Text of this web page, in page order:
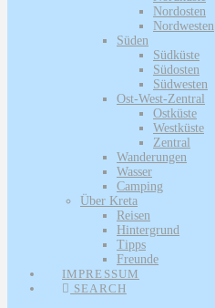
Nordosten
Nordwesten
Süden
Südküste
Südosten
Südwesten
Ost-West-Zentral
Ostküste
Westküste
Zentral
Wanderungen
Wasser
Camping
Über Kreta
Reisen
Hintergrund
Tipps
Freunde
IMPRESSUM
SEARCH